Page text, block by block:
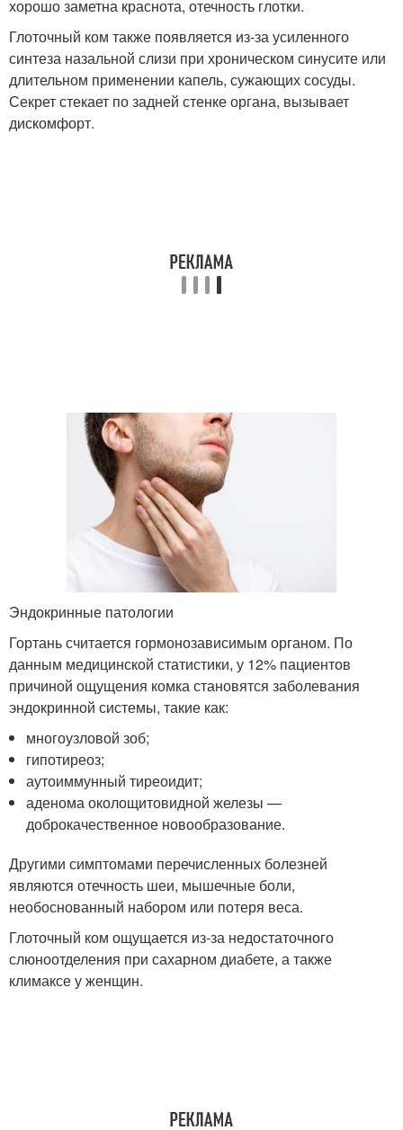
хорошо заметна краснота, отечность глотки.
Глоточный ком также появляется из-за усиленного
синтеза назальной слизи при хроническом синусите или
длительном применении капель, сужающих сосуды.
Секрет стекает по задней стенке органа, вызывает
дискомфорт.
Эндокринные патологии
Гортань считается гормонозависимым органом. По
данным медицинской статистики, у 12% пациентов
причиной ощущения комка становятся заболевания
эндокринной системы, такие как:
многоузловой зоб;
гипотиреоз;
аутоиммунный тиреоидит;
аденома околощитовидной железы —
доброкачественное новообразование.
Другими симптомами перечисленных болезней
являются отечность шеи, мышечные боли,
необоснованный набором или потеря веса.
Глоточный ком ощущается из-за недостаточного
слюноотделения при сахарном диабете, а также
климаксе у женщин.